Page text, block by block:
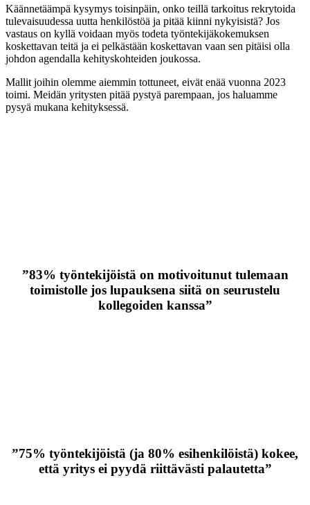
Käännetäämpä kysymys toisinpäin, onko teillä tarkoitus rekrytoida
tulevaisuudessa uutta henkilöstöä ja pitää kiinni nykyisistä? Jos
vastaus on kyllä voidaan myös todeta työntekijäkokemuksen
koskettavan teitä ja ei pelkästään koskettavan vaan sen pitäisi olla
johdon agendalla kehityskohteiden joukossa.
Mallit joihin olemme aiemmin tottuneet, eivät enää vuonna 2023
toimi. Meidän yritysten pitää pystyä parempaan, jos haluamme
pysyä mukana kehityksessä.
”83% työntekijöistä on motivoitunut tulemaan
toimistolle jos lupauksena siitä on seurustelu
kollegoiden kanssa”
”75% työntekijöistä (ja 80% esihenkilöistä) kokee,
että yritys ei pyydä riittävästi palautetta”